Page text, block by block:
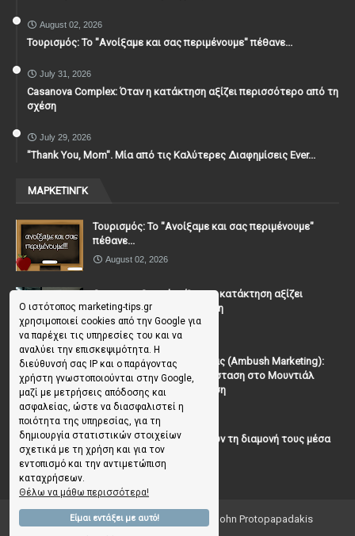
Ο ιστότοπος marketing-tips.gr
χρησιμοποιεί cookies από την Google για
να παρέχει τις υπηρεσίες του και να
αναλύει την επισκεψιμότητα. Η
διεύθυνσή σας IP και ο παράγοντας
χρήστη γνωστοποιούνται στην Google,
μαζί με μετρήσεις απόδοσης και
ασφαλείας, ώστε να διασφαλιστεί η
ποιότητα της υπηρεσίας, για τη
δημιουργία στατιστικών στοιχείων
σχετικά με τη χρήση και για τον
εντοπισμό και την αντιμετώπιση
καταχρήσεων.
Θέλω να μάθω περισσότερα!
Είμαι εντάξει με αυτό!
August 02, 2026
Τουρισμός: Το "Ανοίξαμε και σας περιμένουμε" πέθανε...
July 31, 2026
Casanova Complex: Όταν η κατάκτηση αξίζει περισσότερο από τη
σχέση
July 29, 2026
"Thank You, Mοm". Μία από τις Καλύτερες Διαφημίσεις Ever...
ΜΑΡΚΕΤΙΝΓΚ
Τουρισμός: Το "Ανοίξαμε και σας περιμένουμε"
πέθανε...
August 02, 2026
Casanova Complex: Όταν η κατάκτηση αξίζει
περισσότερο από τη σχέση
July 31, 2026
To Μάρκετινγκ της Ενέδρας (Ambush Marketing):
Πώς να κλέψεις την παράσταση στο Μουντιάλ
χωρίς (επίσημη) πρόσκληση
July 19, 2026
Γιατί οι επισκέπτες ξεχνούν τη διαμονή τους μέσα
σε 48 ώρες;
July 10, 2026
Copyright ©2026 Marketing Tips | by John Protopapadakis